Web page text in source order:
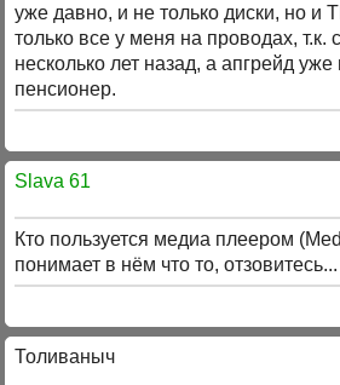
уже давно, и не только диски, но и
только все у меня на проводах,
несколько лет назад, а апгрейд
пенсионер.
Slava 61
Кто пользуется медиа плеером
понимает в нём что то, отзовитесь...
Толиваныч